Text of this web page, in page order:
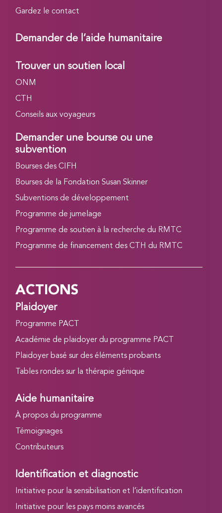
Gardez le contact
Demander de l’aide humanitaire
Trouver un soutien local
ONM
CTH
Conseils aux voyageurs
Demander une bourse ou une
subvention
Bourses des CIFH
Bourses de la Fondation Susan Skinner
Subventions de développement
Programme de jumelage
Programme de soutien à la recherche du RMTC
Programme de financement des CTH du RMTC
ACTIONS
Plaidoyer
Programme PACT
Académie de plaidoyer du programme PACT
Plaidoyer basé sur des éléments probants
Tables rondes sur la thérapie génique
Aide humanitaire
À propos du programme
Témoignages
Contributeurs
Identification et diagnostic
Initiative pour la sensibilisation et l’identification
Initiative pour les pays moins avancés